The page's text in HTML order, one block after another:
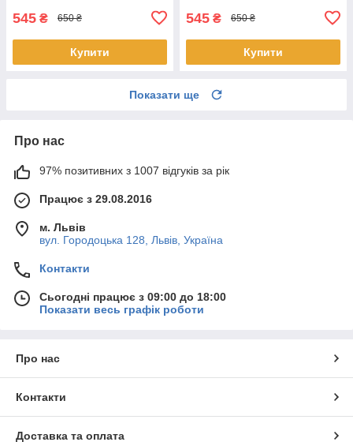
545 ₴ 650 ₴
Купити
545 ₴ 650 ₴
Купити
Показати ще
Про нас
97% позитивних з 1007 відгуків за рік
Працює з 29.08.2016
м. Львів
вул. Городоцька 128, Львів, Україна
Контакти
Сьогодні працює з 09:00 до 18:00
Показати весь графік роботи
Про нас
Контакти
Доставка та оплата